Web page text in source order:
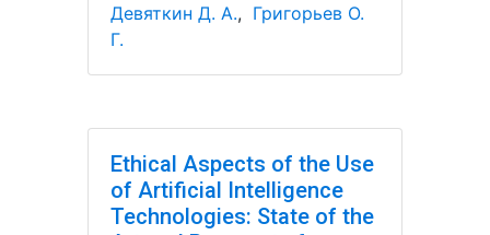
Девяткин Д. А., Григорьев О.
Г.
Ethical Aspects of the Use
of Artificial Intelligence
Technologies: State of the